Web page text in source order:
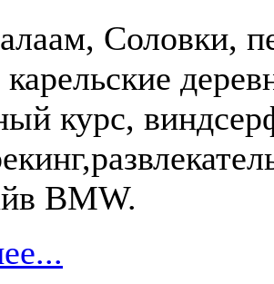
Соловки,
курс,
BMW.